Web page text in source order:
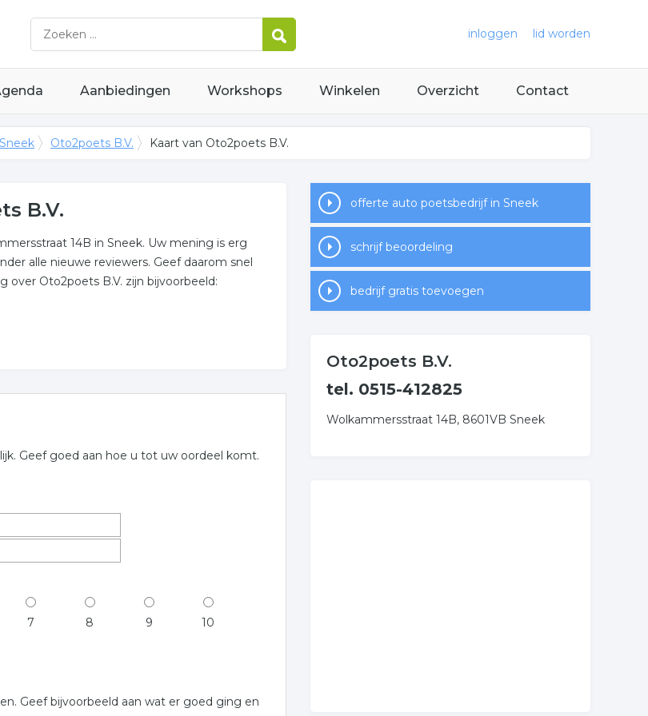
inloggen lid worden
Aanbiedingen Workshops Winkelen Overzicht Contact
Oto2poets B.V. Kaart van Oto2poets B.V.
B.V.
14B in Sneek. Uw mening is erg
alle nieuwe reviewers. Geef daarom snel
Oto2poets B.V. zijn bijvoorbeeld:
Geef goed aan hoe u tot uw oordeel komt.
7 8 9 10
Geef bijvoorbeeld aan wat er goed ging en
offerte auto poetsbedrijf in Sneek
schrijf beoordeling
bedrijf gratis toevoegen
Oto2poets B.V.
tel. 0515-412825
Wolkammersstraat 14B, 8601VB Sneek